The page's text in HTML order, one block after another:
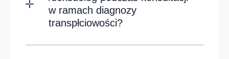
w ramach diagnozy
transpłciowości?